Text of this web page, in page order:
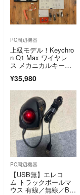
PC周辺機器
上級モデル！Keychro
n Q1 Max ワイヤレ
ス メカニカルキーボ
¥35,980
PC周辺機器
【USB無】エレコ
ム トラックボールマ
ウス 有線／無線／Blu